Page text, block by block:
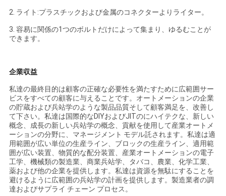
シ
ー
2. ライト:プラスチックおよび金属のコネクターよりライター。
3. 容易に関係の1つのボルトだけによって集まり、ゆるむことが
できます。
企業収益
私達の最終目的は顧客の正確な必要性を満たすために広範囲サー
ビスをすべての顧客に与えることです。オートメーションの企業
の貯蔵および兵站学のような製品品質そして顧客満足を、改善し
て下さい。私達は国際的なDIYおよびJITのにハイテクな、新しい
概念、成長の新しい兵站学の概念、貢献を使用して産業オートメ
ーションの分野に、マネージメント モデル託されます。私達は適
用範囲が広い単位の生産ライン、ブロックの生産ライン、適用範
囲が広い装置、物質的な配分装置、産業オートメーションの電子
工学、機械類の製造業、商業兵站学、タバコ、農業、化学工業、
薬および他の企業を提供します。私達は資源を無駄にすることを
避けるように広範囲の兵站学の計画を提供します。製造業者の調
達およびサプライ チェーン プロセス。